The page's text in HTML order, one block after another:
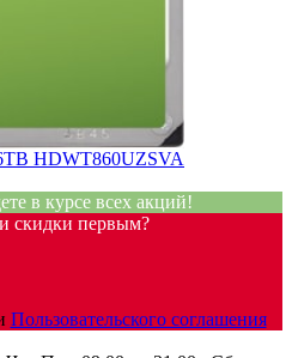
HDWT860UZSVA
в курсе всех акций!
скидки первым?
Пользовательского соглашения